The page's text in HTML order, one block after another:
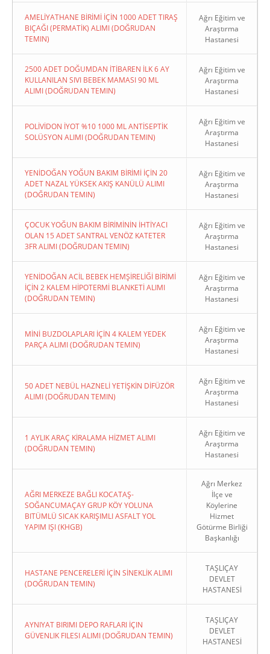
AMELİYATHANE BİRİMİ İÇİN 1000 ADET TIRAŞ
BIÇAĞI (PERMATİK) ALIMI (DOĞRUDAN
TEMIN)
Ağrı Eğitim ve
Araştırma
Hastanesi
2500 ADET DOĞUMDAN İTİBAREN İLK 6 AY
KULLANILAN SIVI BEBEK MAMASI 90 ML
ALIMI (DOĞRUDAN TEMIN)
Ağrı Eğitim ve
Araştırma
Hastanesi
POLİVİDON İYOT %10 1000 ML ANTİSEPTİK
SOLÜSYON ALIMI (DOĞRUDAN TEMIN)
Ağrı Eğitim ve
Araştırma
Hastanesi
YENİDOĞAN YOĞUN BAKIM BİRİMİ İÇİN 20
ADET NAZAL YÜKSEK AKIŞ KANÜLÜ ALIMI
(DOĞRUDAN TEMIN)
Ağrı Eğitim ve
Araştırma
Hastanesi
ÇOCUK YOĞUN BAKIM BİRİMİNİN İHTİYACI
OLAN 15 ADET SANTRAL VENÖZ KATETER
3FR ALIMI (DOĞRUDAN TEMIN)
Ağrı Eğitim ve
Araştırma
Hastanesi
YENİDOĞAN ACİL BEBEK HEMŞİRELİĞİ BİRİMİ
İÇİN 2 KALEM HİPOTERMİ BLANKETİ ALIMI
(DOĞRUDAN TEMIN)
Ağrı Eğitim ve
Araştırma
Hastanesi
MİNİ BUZDOLAPLARI İÇİN 4 KALEM YEDEK
PARÇA ALIMI (DOĞRUDAN TEMIN)
Ağrı Eğitim ve
Araştırma
Hastanesi
50 ADET NEBÜL HAZNELİ YETİŞKİN DİFÜZÖR
ALIMI (DOĞRUDAN TEMIN)
Ağrı Eğitim ve
Araştırma
Hastanesi
1 AYLIK ARAÇ KİRALAMA HİZMET ALIMI
(DOĞRUDAN TEMIN)
Ağrı Eğitim ve
Araştırma
Hastanesi
AĞRI MERKEZE BAĞLI KOCATAŞ-
SOĞANCUMAÇAY GRUP KÖY YOLUNA
BITÜMLÜ SICAK KARIŞIMLI ASFALT YOL
YAPIM IŞI (KHGB)
Ağrı Merkez
İlçe ve
Köylerine
Hizmet
Götürme Birliği
Başkanlığı
HASTANE PENCERELERİ İÇİN SİNEKLİK ALIMI
(DOĞRUDAN TEMIN)
TAŞLIÇAY
DEVLET
HASTANESİ
AYNIYAT BIRIMI DEPO RAFLARI İÇIN
GÜVENLIK FILESI ALIMI (DOĞRUDAN TEMIN)
TAŞLIÇAY
DEVLET
HASTANESİ